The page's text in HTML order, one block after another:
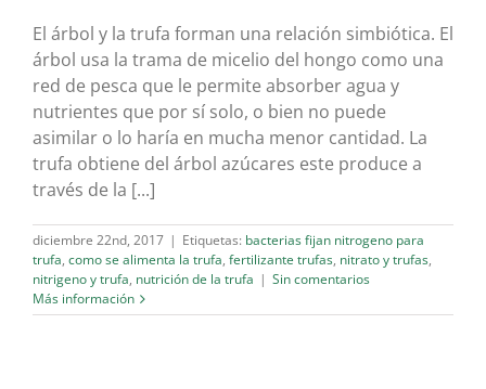
El árbol y la trufa forman una relación simbiótica. El
árbol usa la trama de micelio del hongo como una
red de pesca que le permite absorber agua y
nutrientes que por sí solo, o bien no puede
asimilar o lo haría en mucha menor cantidad. La
trufa obtiene del árbol azúcares este produce a
través de la [...]
diciembre 22nd, 2017 | Etiquetas: bacterias fijan nitrogeno para
trufa, como se alimenta la trufa, fertilizante trufas, nitrato y trufas,
nitrigeno y trufa, nutrición de la trufa | Sin comentarios
Más información